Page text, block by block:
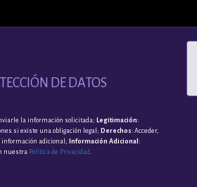
DE DATOS
la información solicitada; Legitimación:
si existe una obligación legal; Derechos: Acceder,
información adicional; Información Adicional :
nuestra Política de Privacidad.